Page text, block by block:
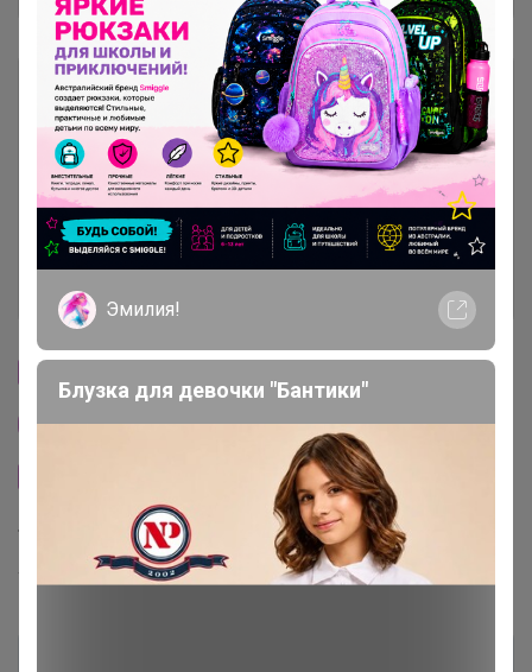
Описание
Условия участия
Ключевые даты
История проведённых выкупов
Другие СП организатора Бонифаций
Торговые марки
Torrefacto™
Эмилия!
Блузка для девочки "Бантики"